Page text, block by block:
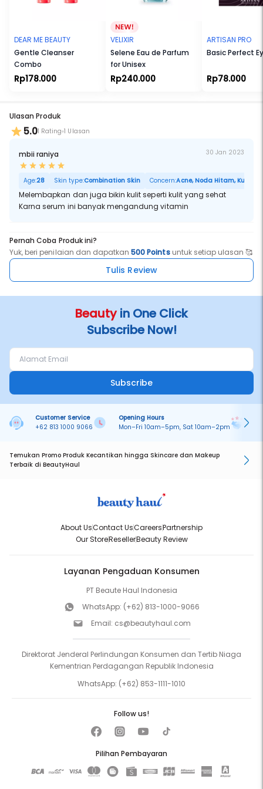
Cocok untuk Ibu Hamil dan Menyusui. Cocok untuk Vegetarian dan
Membahayakan Eksistensi Terumbu Karang. Tersertifikasi Halal.
DEAR ME BEAUTY
Gentle Cleanser
Combo
Rp178.000
VELIXIR
Selene Eau de Parfum
for Unisex
Rp240.000
ARTISAN PRO
Basic Perfect
Rp78.000
Ulasan Produk
5.01 Rating 1 Ulasan
mbii raniya 30 Jan 2023
Age:28 Skin type:Combination Skin Concern:Acne, Noda Hitam, Kulit
Melembapkan dan juga bikin kulit seperti kulit yang sehat
Karna serum ini banyak mengandung vitamin
Pernah Coba Produk ini?
Yuk, beri penilaian dan dapatkan500 Pointsuntuk setiap ulasan 🥰
Tulis Review
Beautyin One Click
Subscribe Now!
Subscribe
Customer Service
+62 813 1000 9066
Opening Hours
Mon–Fri 10am–5pm, Sat 10am–2pm
Temukan Promo Produk Kecantikan hingga Skincare dan Makeup
Terbaik di BeautyHaul
About UsContact UsCareersPartnership
Our StoreResellerBeauty Review
Layanan Pengaduan Konsumen
PT Beaute Haul Indonesia
WhatsApp: (+62) 813-1000-9066
Email: cs@beautyhaul.com
Direktorat Jenderal Perlindungan Konsumen dan Tertib Niaga
Kementrian Perdagangan Republik Indonesia
WhatsApp: (+62) 853-1111-1010
Pilihan Pembayaran
Follow us!